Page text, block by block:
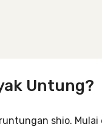
Untung?
shio. Mulai